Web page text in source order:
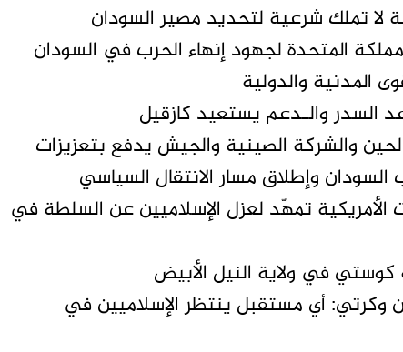
لا تملك شرعية لتحديد مصير السودان
المتحدة لجهود إنهاء الحرب في السودان
المدنية والدولية
السدر والـدعم يستعيد كازقيل
والشركة الصينية والجيش يدفع بتعزيزات
وإطلاق مسار الانتقال السياسي
الأمريكية تمهّد لعزل الإسلاميين عن السلطة في
في ولاية النيل الأبيض
وكرتي: أي مستقبل ينتظر الإسلاميين في